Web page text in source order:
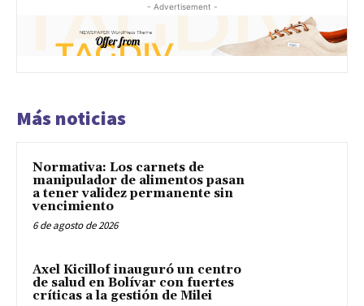
- Advertisement -
Más noticias
Normativa: Los carnets de
manipulador de alimentos pasan
a tener validez permanente sin
vencimiento
6 de agosto de 2026
Axel Kicillof inauguró un centro
de salud en Bolívar con fuertes
críticas a la gestión de Milei